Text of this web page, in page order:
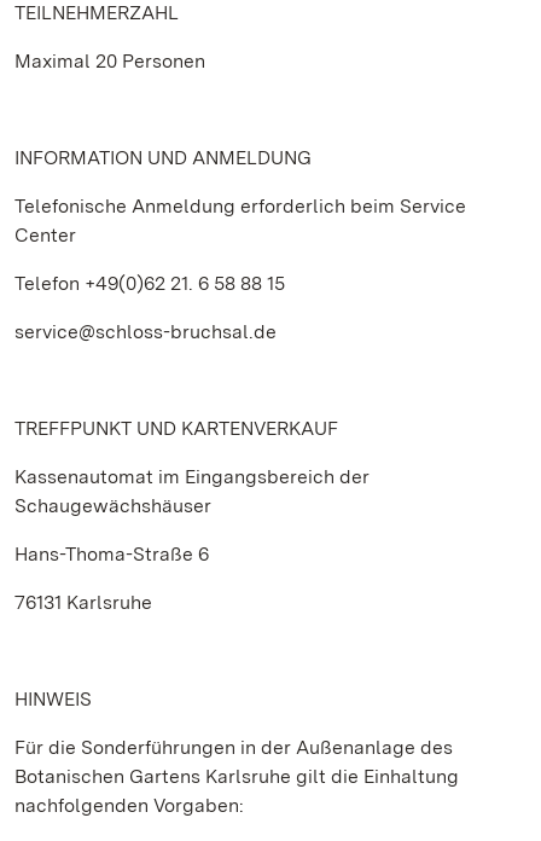
TEILNEHMERZAHL
Maximal 20 Personen
INFORMATION UND ANMELDUNG
Telefonische Anmeldung erforderlich beim Service
Center
Telefon +49(0)62 21. 6 58 88 15
service@schloss-bruchsal.de
TREFFPUNKT UND KARTENVERKAUF
Kassenautomat im Eingangsbereich der
Schaugewächshäuser
Hans-Thoma-Straße 6
76131 Karlsruhe
HINWEIS
Für die Sonderführungen in der Außenanlage des
Botanischen Gartens Karlsruhe gilt die Einhaltung
nachfolgenden Vorgaben: